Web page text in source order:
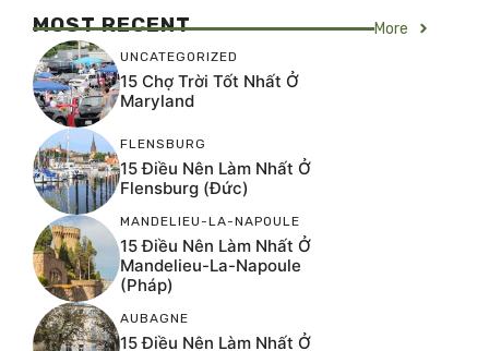
MOST RECENT More
UNCATEGORIZED
15 Chợ Trời Tốt Nhất Ở
Maryland
FLENSBURG
15 Điều Nên Làm Nhất Ở
Flensburg (Đức)
MANDELIEU-LA-NAPOULE
15 Điều Nên Làm Nhất Ở
Mandelieu-La-Napoule
(Pháp)
AUBAGNE
15 Điều Nên Làm Nhất Ở